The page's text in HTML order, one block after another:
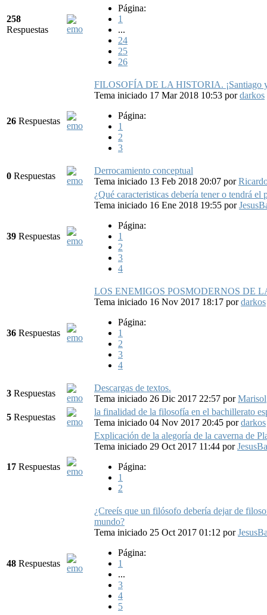
258
Respuestas
Página:
1
...
24
25
26
26 Respuestas
FILOSOFÍA DE LA HISTORIA. ¡Santiago
Tema iniciado 17 Mar 2018 10:53 pordarkos
Página:
1
2
3
0 Respuestas
Derrocamiento conceptual
Tema iniciado 13 Feb 2018 20:07 por
39 Respuestas
¿Qué caracteristicas debería tener o tendrá el
Tema iniciado 16 Ene 2018 19:55 por
Página:
1
2
3
4
36 Respuestas
LOS ENEMIGOS POSMODERNOS DE
Tema iniciado 16 Nov 2017 18:17 pordarkos
Página:
1
2
3
4
3 Respuestas
Descargas de textos.
Tema iniciado 26 Dic 2017 22:57 porMarisol
5 Respuestas
la finalidad de la filosofía en el bachillerato
Tema iniciado 04 Nov 2017 20:45 pordarkos
17 Respuestas
Explicación de la alegoría de la caverna de
Tema iniciado 29 Oct 2017 11:44 por
Página:
1
2
48 Respuestas
¿Creeís que un filósofo debería dejar de
mundo?
Tema iniciado 25 Oct 2017 01:12 por
Página:
1
...
3
4
5